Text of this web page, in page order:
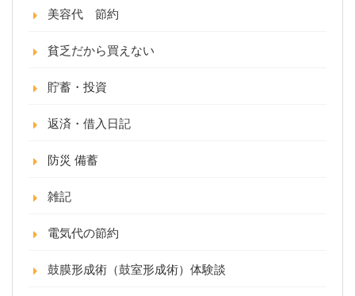
美容代 節約
貧乏だから買えない
貯蓄・投資
返済・借入日記
防災 備蓄
雑記
電気代の節約
鼓膜形成術（鼓室形成術）体験談